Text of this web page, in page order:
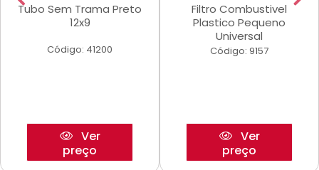
Tubo Sem Trama Preto
12x9
Código: 41200
Ver
preço
Filtro Combustivel
Plastico Pequeno
Universal
Código: 9157
Ver
preço